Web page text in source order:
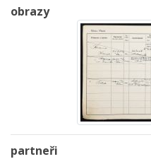
obrazy
partneři